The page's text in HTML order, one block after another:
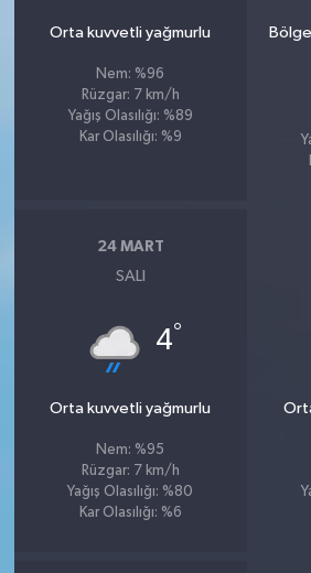
Orta kuvvetli yağmurlu
Nem: %96
Rüzgar: 7 km/h
Yağış Olasılığı: %89
Kar Olasılığı: %9
24 MART
SALI
4°
Orta kuvvetli yağmurlu
Nem: %95
Rüzgar: 7 km/h
Yağış Olasılığı: %80
Kar Olasılığı: %6